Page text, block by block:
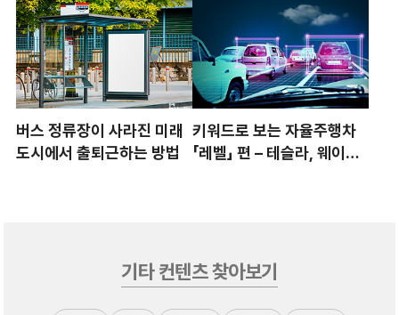
버스 정류장이 사라진 미래
도시에서 출퇴근하는 방법
키워드로 보는 자율주행차
「레벨」 편 – 테슬라, 웨이모
기타 컨텐츠 찾아보기